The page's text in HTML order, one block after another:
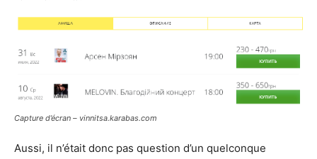
Capture d’écran – vinnitsa.karabas.com
Aussi, il n’était donc pas question d’un quelconque